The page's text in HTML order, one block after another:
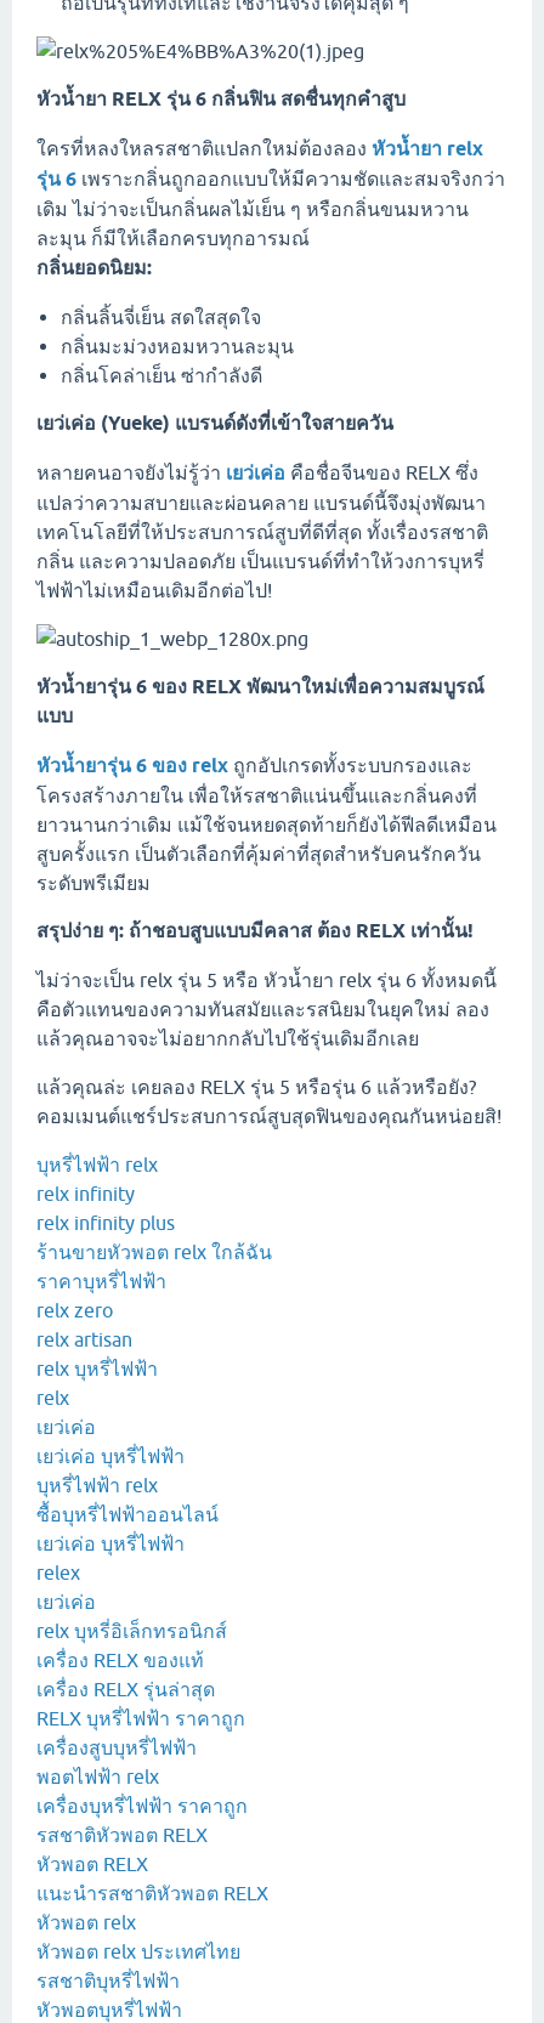
หัวน้ำยา RELX รุ่น 6 กลิ่นฟิน สดชื่นทุกคำสูบ
ใครที่หลงใหลรสชาติแปลกใหม่ต้องลอง หัวน้ำยา relx
รุ่น 6 เพราะกลิ่นถูกออกแบบให้มีความชัดและสมจริงกว่า
เดิม ไม่ว่าจะเป็นกลิ่นผลไม้เย็น ๆ หรือกลิ่นขนมหวาน
ละมุน ก็มีให้เลือกครบทุกอารมณ์
กลิ่นยอดนิยม:
กลิ่นลิ้นจี่เย็น สดใสสุดใจ
กลิ่นมะม่วงหอมหวานละมุน
กลิ่นโคล่าเย็น ซ่ากำลังดี
เยว่เค่อ (Yueke) แบรนด์ดังที่เข้าใจสายควัน
หลายคนอาจยังไม่รู้ว่า เยว่เค่อ คือชื่อจีนของ RELX ซึ่ง
แปลว่าความสบายและผ่อนคลาย แบรนด์นี้จึงมุ่งพัฒนา
เทคโนโลยีที่ให้ประสบการณ์สูบที่ดีที่สุด ทั้งเรื่องรสชาติ
กลิ่น และความปลอดภัย เป็นแบรนด์ที่ทำให้วงการบุหรี่
ไฟฟ้าไม่เหมือนเดิมอีกต่อไป!
หัวน้ำยารุ่น 6 ของ RELX พัฒนาใหม่เพื่อความสมบูรณ์
แบบ
หัวน้ำยารุ่น 6 ของ relx ถูกอัปเกรดทั้งระบบกรองและ
โครงสร้างภายใน เพื่อให้รสชาติแน่นขึ้นและกลิ่นคงที่
ยาวนานกว่าเดิม แม้ใช้จนหยดสุดท้ายก็ยังได้ฟีลดีเหมือน
สูบครั้งแรก เป็นตัวเลือกที่คุ้มค่าที่สุดสำหรับคนรักควัน
ระดับพรีเมียม
สรุปง่าย ๆ: ถ้าชอบสูบแบบมีคลาส ต้อง RELX เท่านั้น!
ไม่ว่าจะเป็น relx รุ่น 5 หรือ หัวน้ำยา relx รุ่น 6 ทั้งหมดนี้
คือตัวแทนของความทันสมัยและรสนิยมในยุคใหม่ ลอง
แล้วคุณอาจจะไม่อยากกลับไปใช้รุ่นเดิมอีกเลย
แล้วคุณล่ะ เคยลอง RELX รุ่น 5 หรือรุ่น 6 แล้วหรือยัง?
คอมเมนต์แชร์ประสบการณ์สูบสุดฟินของคุณกันหน่อยสิ!
บุหรี่ไฟฟ้า relx
relx infinity
relx infinity plus
ร้านขายหัวพอต relx ใกล้ฉัน
ราคาบุหรี่ไฟฟ้า
relx zero
relx artisan
relx บุหรี่ไฟฟ้า
relx
เยว่เค่อ
เยว่เค่อ บุหรี่ไฟฟ้า
บุหรี่ไฟฟ้า relx
ซื้อบุหรี่ไฟฟ้าออนไลน์
เยว่เค่อ บุหรี่ไฟฟ้า
relex
เยว่เค่อ
relx บุหรี่อิเล็กทรอนิกส์
เครื่อง RELX ของแท้
เครื่อง RELX รุ่นล่าสุด
RELX บุหรี่ไฟฟ้า ราคาถูก
เครื่องสูบบุหรี่ไฟฟ้า
พอตไฟฟ้า relx
เครื่องบุหรี่ไฟฟ้า ราคาถูก
รสชาติหัวพอต RELX
หัวพอต RELX
แนะนำรสชาติหัวพอต RELX
หัวพอต relx
หัวพอต relx ประเทศไทย
รสชาติบุหรี่ไฟฟ้า
หัวพอตบุหรี่ไฟฟ้า